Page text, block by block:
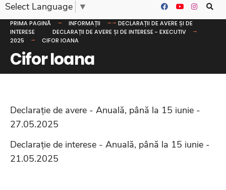
Select Language ▼
PRIMA PAGINĂ INFORMAȚII
DECLARAȚII DE AVERE ȘI DE
INTERESE
DECLARAȚII DE AVERE ȘI DE INTERESE - EXECUTIV
2025
CIFOR IOANA
Cifor Ioana
Declarație de avere - Anuală, până la 15 iunie -
27.05.2025
Declarație de interese - Anuală, până la 15 iunie -
21.05.2025